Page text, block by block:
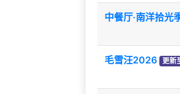
中餐厅·南洋拾光
毛雪汪2026 更新